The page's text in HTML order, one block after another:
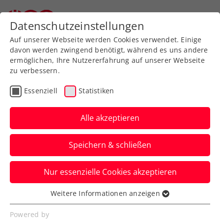
Aktuelle News
News filtern
Datenschutzeinstellungen
Auf unserer Webseite werden Cookies verwendet. Einige
davon werden zwingend benötigt, während es uns andere
ermöglichen, Ihre Nutzererfahrung auf unserer Webseite
zu verbessern.
Essenziell Statistiken
Alle akzeptieren
Speichern & schließen
Nur essenzielle Cookies akzeptieren
Essenziell
Essenzielle Cookies werden für grundlegende
Weitere Informationen anzeigen
Powered by